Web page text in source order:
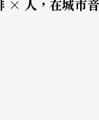
人，在城市